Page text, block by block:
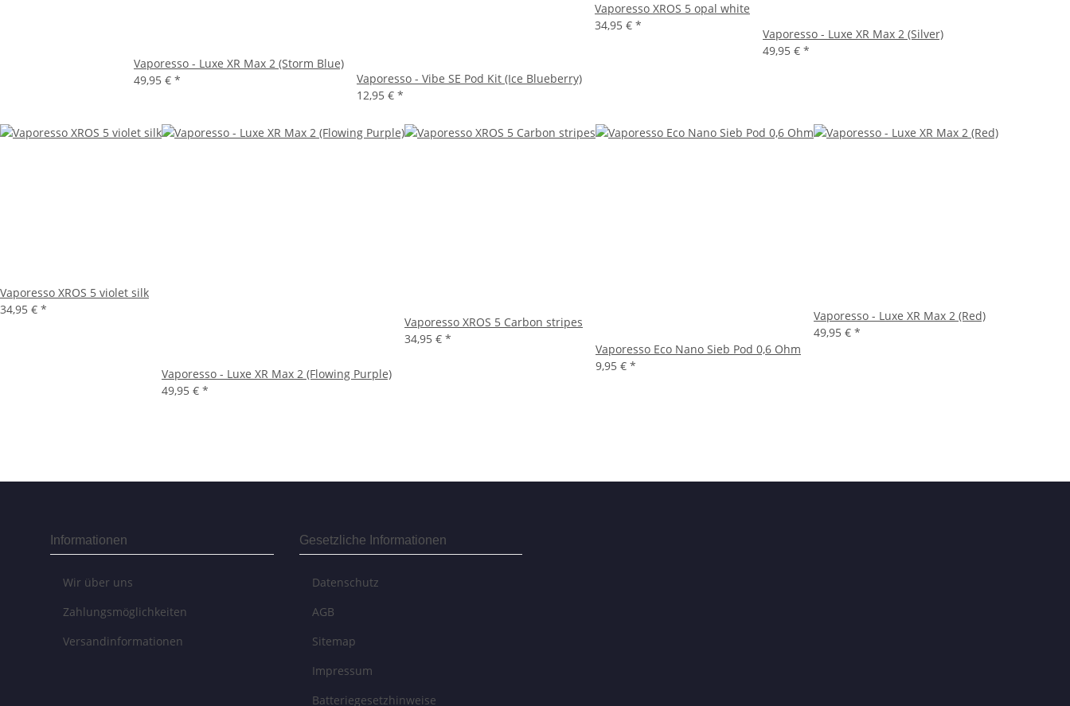
Vaporesso - Luxe XR Max 2 (Storm Blue)
49,95 € *
Vaporesso - Vibe SE Pod Kit (Ice Blueberry)
12,95 € *
Vaporesso XROS 5 opal white
34,95 € *
Vaporesso - Luxe XR Max 2 (Silver)
49,95 € *
Vaporesso XROS 5 violet silk
34,95 € *
Vaporesso - Luxe XR Max 2 (Flowing Purple)
49,95 € *
Vaporesso XROS 5 Carbon stripes
34,95 € *
Vaporesso Eco Nano Sieb Pod 0,6 Ohm
9,95 € *
Vaporesso - Luxe XR Max 2 (Red)
49,95 € *
Informationen
Wir über uns
Zahlungsmöglichkeiten
Versandinformationen
Gesetzliche Informationen
Datenschutz
AGB
Sitemap
Impressum
Batteriegesetzhinweise